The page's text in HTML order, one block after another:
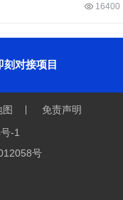
16400
对接项目
图
免责声明
-1
号